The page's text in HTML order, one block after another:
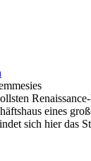
eines
sich hier das